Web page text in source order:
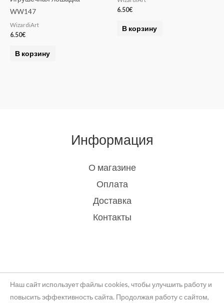
WW147
WizardiArt
6.50€
В корзину
6.50€
В корзину
Информация
О магазине
Оплата
Доставка
Контакты
Наш сайт использует файлы cookies, чтобы улучшить работу и
повысить эффективность сайта. Продолжая работу с сайтом,